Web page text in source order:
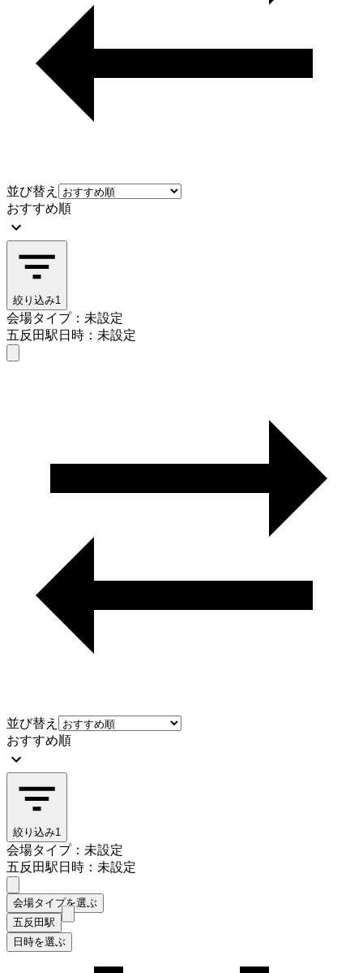
並び替え
おすすめ順
絞り込み1
会場タイプ：未設定
五反田駅日時：未設定
並び替え
おすすめ順
絞り込み1
会場タイプ：未設定
五反田駅日時：未設定
会場タイプを選ぶ
五反田駅
日時を選ぶ